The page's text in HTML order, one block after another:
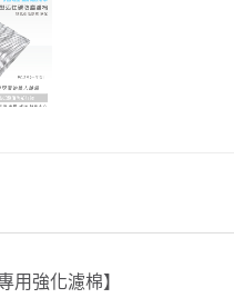
用強化濾棉】